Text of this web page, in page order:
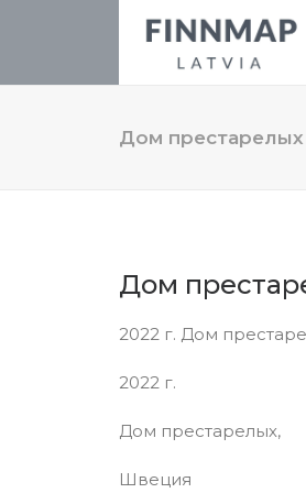
Дом
Дом
2022 г. Дом
2022 г.
Дом престарелых,
Швеция